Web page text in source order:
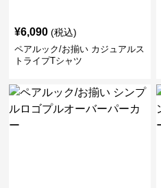
¥6,090 (税込)
ペアルック/お揃い カジュアルス
トライプTシャツ